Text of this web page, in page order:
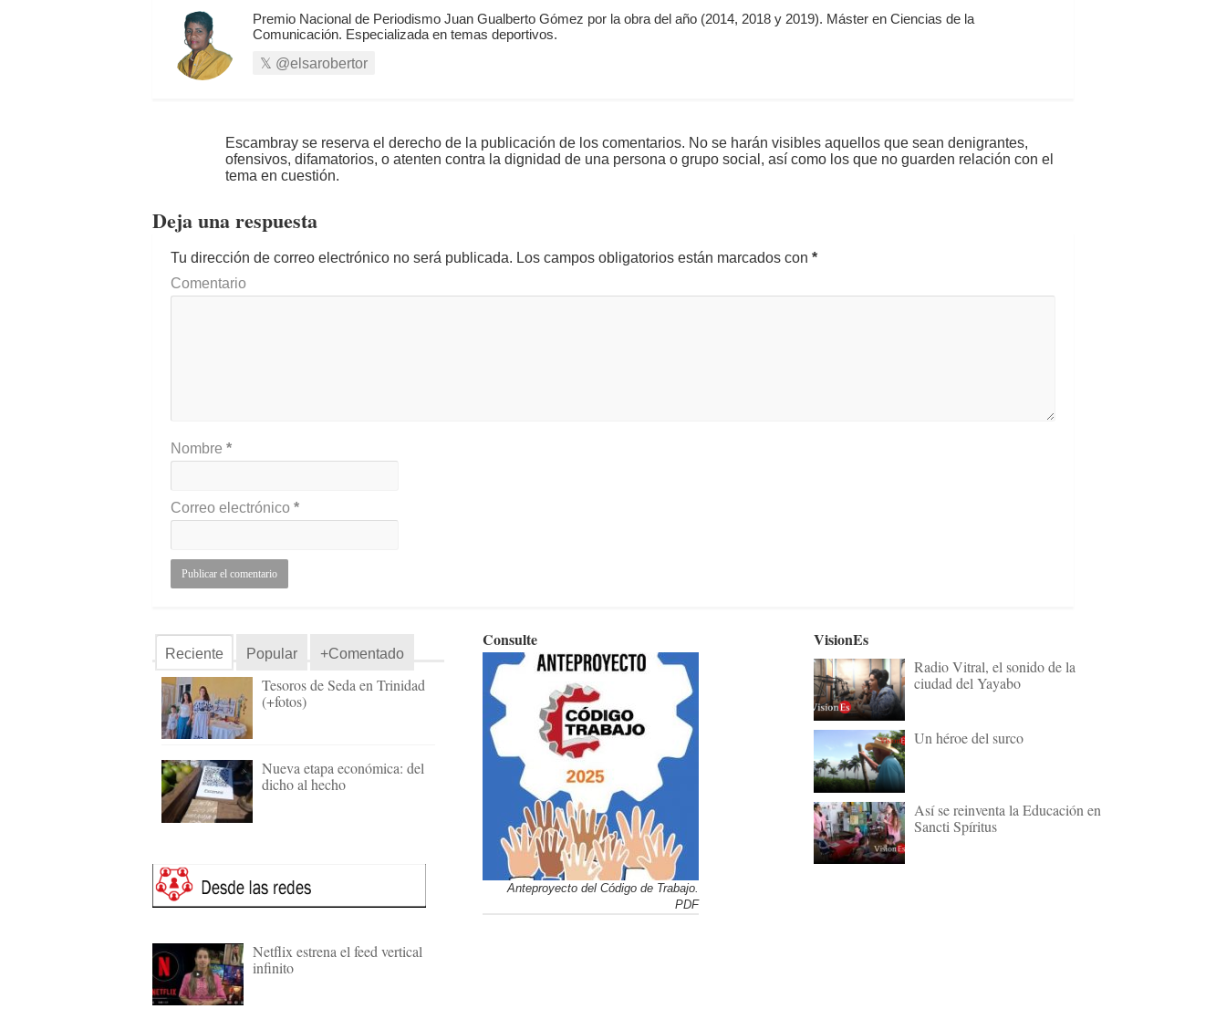
Premio Nacional de Periodismo Juan Gualberto Gómez por la obra del año (2014, 2018 y 2019). Máster en Ciencias de la
Comunicación. Especializada en temas deportivos.
@elsarobertor
Escambray se reserva el derecho de la publicación de los comentarios. No se harán visibles aquellos que sean denigrantes,
ofensivos, difamatorios, o atenten contra la dignidad de una persona o grupo social, así como los que no guarden relación con el
tema en cuestión.
Deja una respuesta
Tu dirección de correo electrónico no será publicada. Los campos obligatorios están marcados con *
Comentario
Nombre *
Correo electrónico *
Reciente Popular +Comentado
Tesoros de Seda en Trinidad
(+fotos)
Nueva etapa económica: del
dicho al hecho
Netflix estrena el feed vertical
infinito
Consulte
Anteproyecto del Código de Trabajo.
PDF
VisionEs
Radio Vitral, el sonido de la
ciudad del Yayabo
Un héroe del surco
Así se reinventa la Educación en
Sancti Spíritus